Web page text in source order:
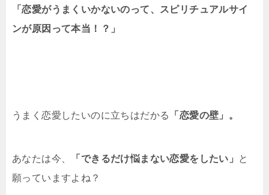
「恋愛がうまくいかないのって、スピリチュアルサイ
ンが原因って本当！？」
うまく恋愛したいのに立ちはだかる 「恋愛の壁」。
あなたは今、 「できるだけ悩まない恋愛をしたい」
と
願っていますよね？